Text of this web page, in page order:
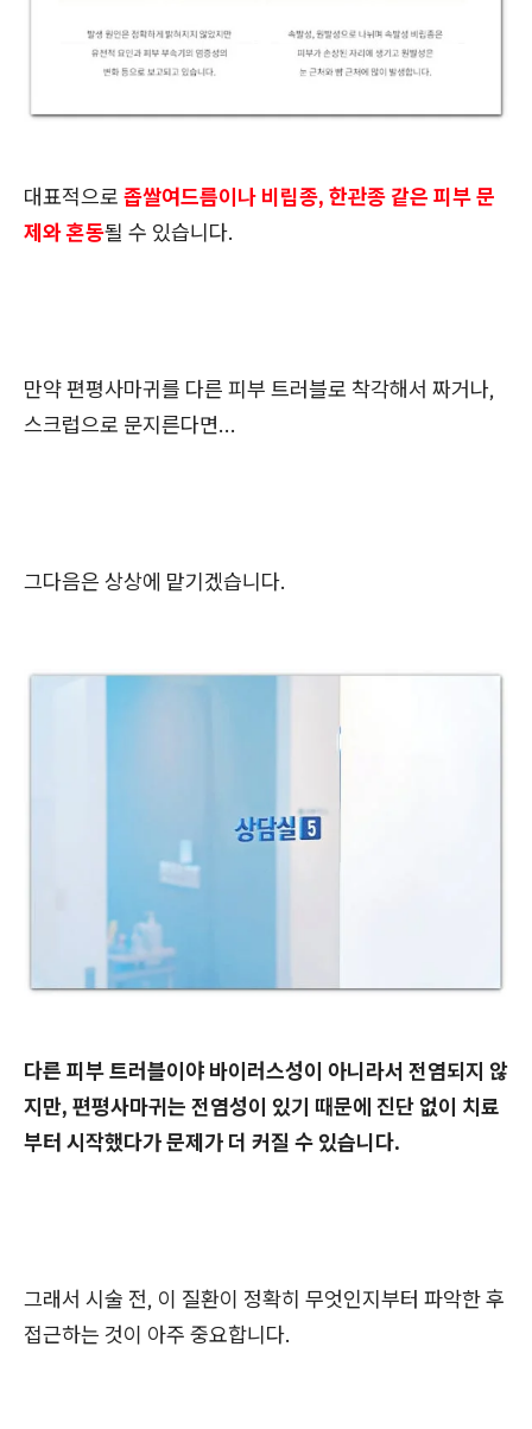
대표적으로 좁쌀여드름이나 비립종, 한관종 같은 피부 문
제와 혼동될 수 있습니다.
만약 편평사마귀를 다른 피부 트러블로 착각해서 짜거나,
스크럽으로 문지른다면...
그다음은 상상에 맡기겠습니다.
다른 피부 트러블이야 바이러스성이 아니라서 전염되지 않
지만, 편평사마귀는 전염성이 있기 때문에 진단 없이 치료
부터 시작했다가 문제가 더 커질 수 있습니다.
그래서 시술 전, 이 질환이 정확히 무엇인지부터 파악한 후
접근하는 것이 아주 중요합니다.